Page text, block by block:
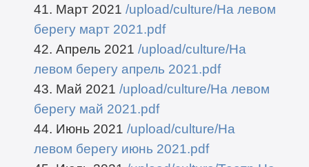
41. Март 2021 /upload/culture/На левом
берегу март 2021.pdf
42. Апрель 2021 /upload/culture/На
левом берегу апрель 2021.pdf
43. Май 2021 /upload/culture/На левом
берегу май 2021.pdf
44. Июнь 2021 /upload/culture/На
левом берегу июнь 2021.pdf